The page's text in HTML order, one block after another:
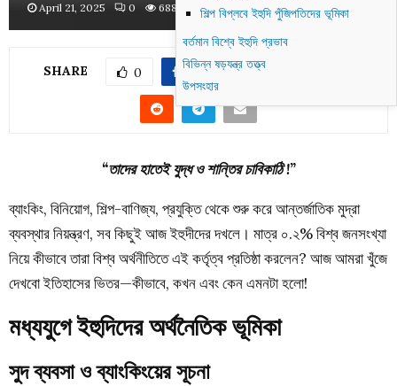
April 21, 2025 0 688
SHARE 0
“তাদের হাতেই যুদ্ধ ও শান্তির চাবিকাঠি !”
ব্যাংকিং, বিনিয়োগ, শিল্প-বাণিজ্য, প্রযুক্তি থেকে শুরু করে আন্তর্জাতিক মুদ্রা
ব্যবস্থার নিয়ন্ত্রণ, সব কিছুই আজ ইহুদীদের দখলে। মাত্র ০.২% বিশ্ব জনসংখ্যা
নিয়েকীভাবে তারা বিশ্ব অর্থনীতিতে এই কর্তৃত্ব প্রতিষ্ঠা করলেন? আজ আমরা খুঁজে
দেখবো ইতিহাসের ভিতর—কীভাবে, কখন এবং কেন এমনটা হলো!
মধ্যযুগে ইহুদিদের অর্থনৈতিক ভূমিকা
সুদ ব্যবসা ও ব্যাংকিংয়ের সূচনা
শিল্প বিপ্লবে ইহুদি পুঁজিপতিদের ভূমিকা
বর্তমান বিশ্বে ইহুদি প্রভাব
বিভিন্ন ষড়যন্ত্র তত্ত্ব
উপসংহার